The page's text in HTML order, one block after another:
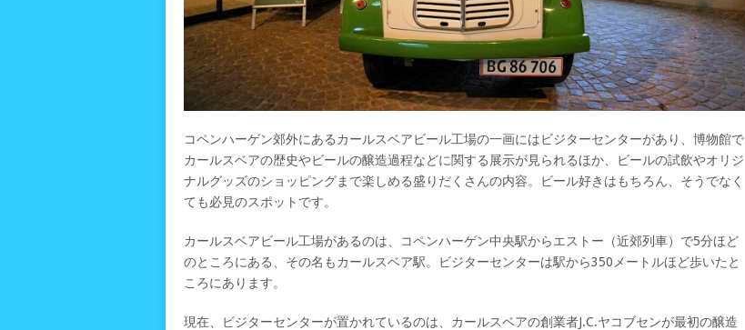
コペンハーゲン郊外にあるカールスベアビール工場の一画にはビジターセンターがあり、博物館で
カールスベアの歴史やビールの醸造過程などに関する展示が見られるほか、ビールの試飲やオリジ
ナルグッズのショッピングまで楽しめる盛りだくさんの内容。ビール好きはもちろん、そうでなく
ても必見のスポットです。
カールスベアビール工場があるのは、コペンハーゲン中央駅からエストー（近郊列車）で5分ほど
のところにある、その名もカールスベア駅。ビジターセンターは駅から350メートルほど歩いたと
ころにあります。
現在、ビジターセンターが置かれているのは、カールスベアの創業者J.C.ヤコブセンが最初の醸造